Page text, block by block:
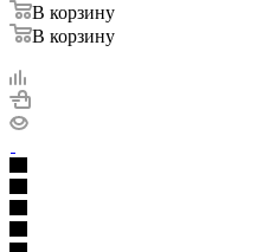
В корзину
В корзину